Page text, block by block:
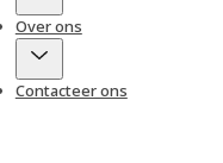
Over ons
Contacteer ons